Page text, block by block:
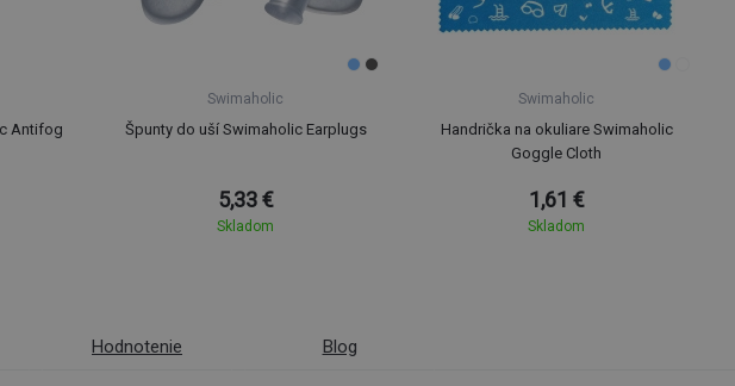
Antifog
Swimaholic
Špunty do uší Swimaholic Earplugs
5,33 €
Skladom
Swimaholic
Handrička na okuliare Swimaholic
Goggle Cloth
1,61 €
Skladom
Hodnotenie Blog